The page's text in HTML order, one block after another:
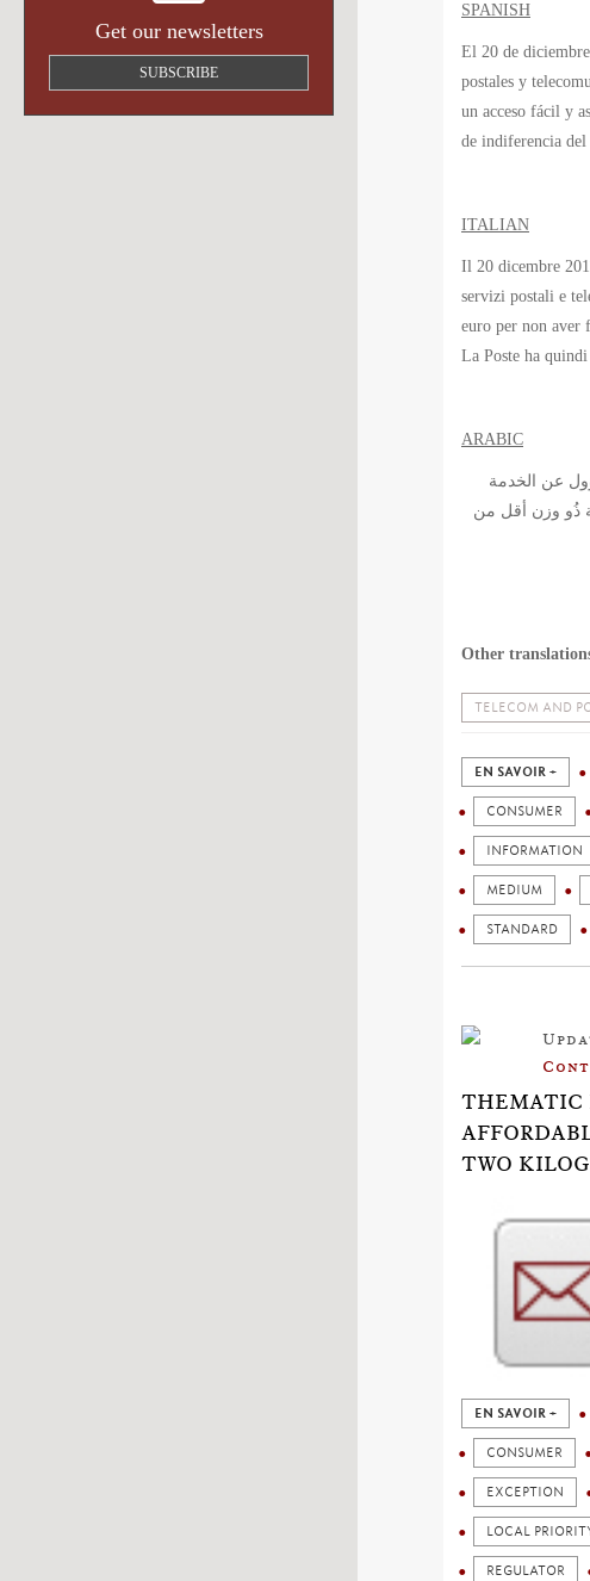
Get our newsletters
SUBSCRIBE
SPANISH
El 20 de
postales y
un acceso fácil y
de indiferencia del
ITALIAN
Il 20 dicembre
servizi postali e
euro per non aver
La Poste ha
ARABIC
عن الخدمة
ذُو وزن أقل من
Other
TELECOM AND
EN SAVOIR +
CONSUMER
INFORMATION
MEDIUM
STANDARD
THEMATIC
TWO
EN SAVOIR +
CONSUMER
EXCEPTION
LOCAL
REGULATOR